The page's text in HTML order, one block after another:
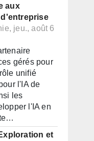
aux
jeu., août 6
gérés pour
unifié
l'IA de
les
l'IA en
et